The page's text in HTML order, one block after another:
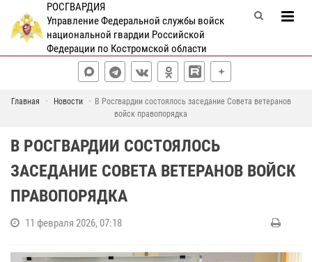
РОСГВАРДИЯ
Управление Федеральной службы войск
национальной гвардии Российской
Федерации по Костромской области
Главная Новости
В Росгвардии состоялось заседание Совета ветеранов
войск правопорядка
В РОСГВАРДИИ СОСТОЯЛОСЬ
ЗАСЕДАНИЕ СОВЕТА ВЕТЕРАНОВ ВОЙСК
ПРАВОПОРЯДКА
11 февраля 2026, 07:18